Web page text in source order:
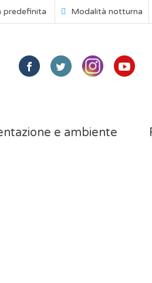
predefinita Modalità notturna
e ambiente